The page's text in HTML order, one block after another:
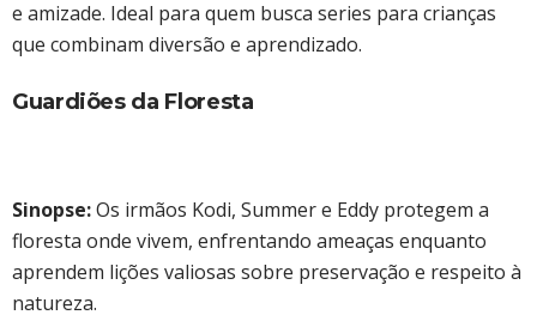
e amizade. Ideal para quem busca series para crianças
que combinam diversão e aprendizado.
Guardiões da Floresta
Sinopse:Os irmãos Kodi, Summer e Eddy protegem a
floresta onde vivem, enfrentando ameaças enquanto
aprendem lições valiosas sobre preservação e respeito à
natureza.